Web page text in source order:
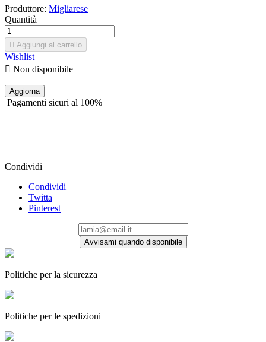
Produttore: Migliarese
Quantità
 Aggiungi al carrello
Wishlist
 Non disponibile
Pagamenti sicuri al 100%
Condividi
Condividi
Twitta
Pinterest
Avvisami quando disponibile
Politiche per la sicurezza
Politiche per le spedizioni